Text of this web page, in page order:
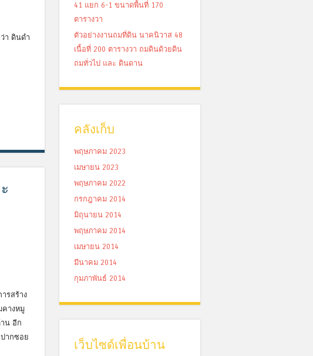
า ดินดำ
รสร้าง
คางหมู
น อีก
ากซอย
41 แยก 6-1 ขนาดพื้นที่ 170
ตารางวา
ตัวอย่างงานถมที่ดิน นาคนิวาส 48
เนื้อที่ 200 ตารางวา ถมดินด้วยดิน
ถมทั่วไป และ ดินดาน
คลังเก็บ
พฤษภาคม 2023
เมษายน 2023
พฤษภาคม 2022
กรกฎาคม 2014
มิถุนายน 2014
พฤษภาคม 2014
เมษายน 2014
มีนาคม 2014
กุมภาพันธ์ 2014
เว็บไซด์เพื่อนบ้าน